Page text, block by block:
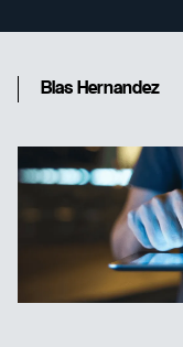
Blas Hernandez